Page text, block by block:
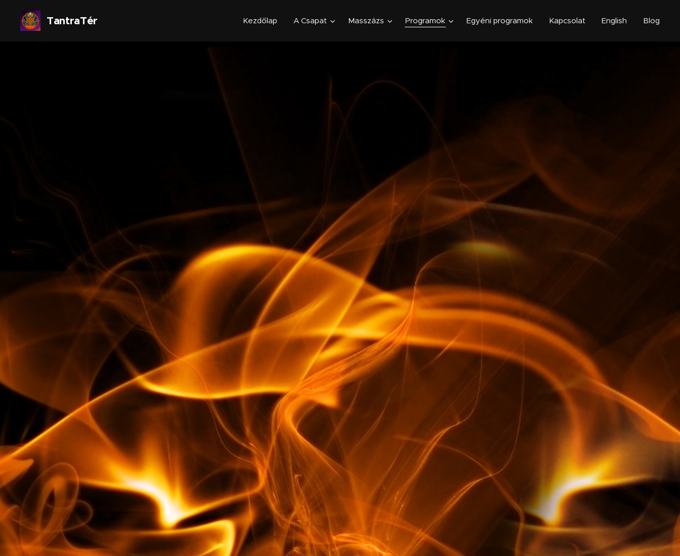
TantraTér Kezdőlap A Csapat Masszázs Programok Egyéni programok Kapcsolat English Blog